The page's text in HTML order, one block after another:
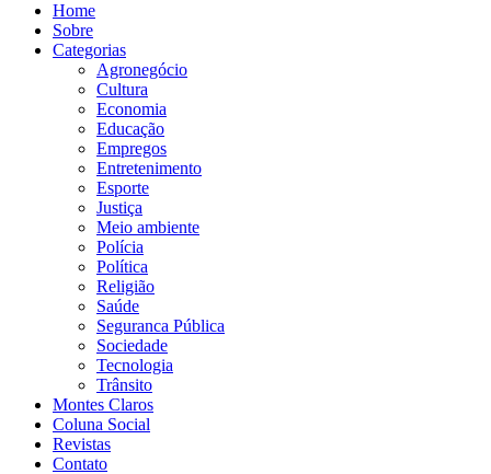
Home
Sobre
Categorias
Agronegócio
Cultura
Economia
Educação
Empregos
Entretenimento
Esporte
Justiça
Meio ambiente
Polícia
Política
Religião
Saúde
Seguranca Pública
Sociedade
Tecnologia
Trânsito
Montes Claros
Coluna Social
Revistas
Contato